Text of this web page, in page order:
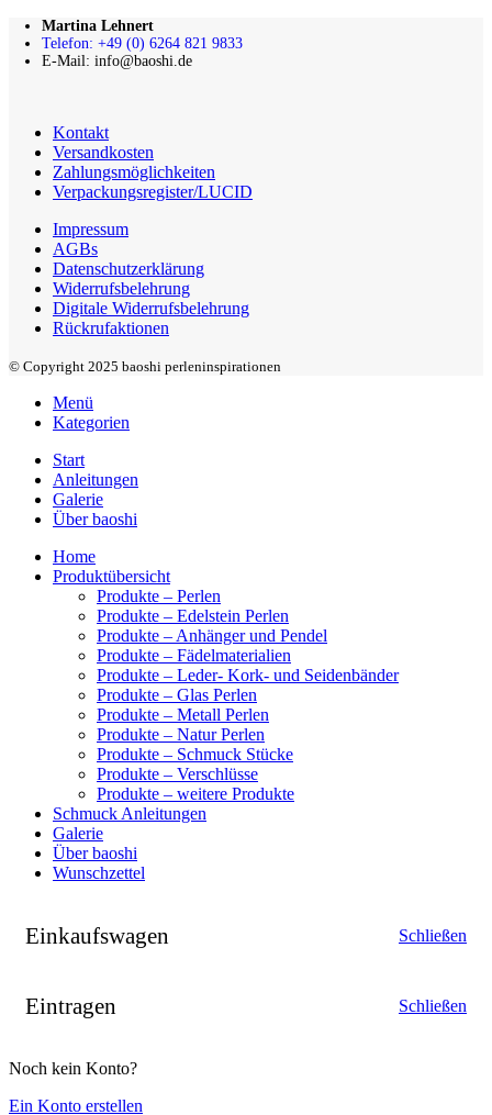
Martina Lehnert
Telefon: +49 (0) 6264 821 9833
E-Mail: info@baoshi.de
Kontakt
Versandkosten
Zahlungsmöglichkeiten
Verpackungsregister/LUCID
Impressum
AGBs
Datenschutzerklärung
Widerrufsbelehrung
Digitale Widerrufsbelehrung
Rückrufaktionen
© Copyright 2025 baoshi perleninspirationen
Menü
Kategorien
Start
Anleitungen
Galerie
Über baoshi
Home
Produktübersicht
Produkte – Perlen
Produkte – Edelstein Perlen
Produkte – Anhänger und Pendel
Produkte – Fädelmaterialien
Produkte – Leder- Kork- und Seidenbänder
Produkte – Glas Perlen
Produkte – Metall Perlen
Produkte – Natur Perlen
Produkte – Schmuck Stücke
Produkte – Verschlüsse
Produkte – weitere Produkte
Schmuck Anleitungen
Galerie
Über baoshi
Wunschzettel
Einkaufswagen Schließen
Eintragen Schließen
Noch kein Konto?
Ein Konto erstellen